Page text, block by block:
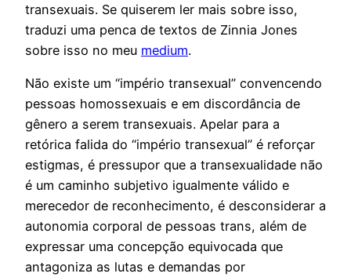
transexuais. Se quiserem ler mais sobre isso,
traduzi uma penca de textos de Zinnia Jones
sobre isso no meu medium.
Não existe um “império transexual” convencendo
pessoas homossexuais e em discordância de
gênero a serem transexuais. Apelar para a
retórica falida do “império transexual” é reforçar
estigmas, é pressupor que a transexualidade não
é um caminho subjetivo igualmente válido e
merecedor de reconhecimento, é desconsiderar a
autonomia corporal de pessoas trans, além de
expressar uma concepção equivocada que
antagoniza as lutas e demandas por